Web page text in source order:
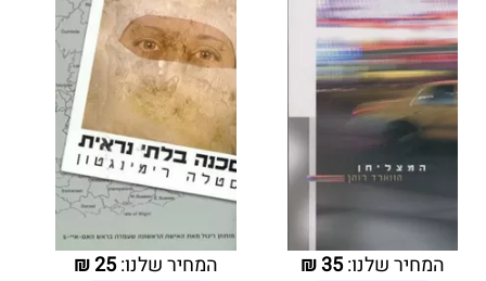
המחיר שלנו:35
₪ המחיר שלנו:25
₪